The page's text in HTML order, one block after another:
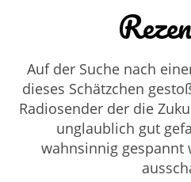
Auf der Suche nach
dieses Schätzchen
Radiosender der die
unglaublich gut
wahnsinnig gespannt